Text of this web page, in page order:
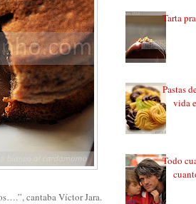
cantaba Víctor Jara.
Tarta
Pastas
vida
Todo